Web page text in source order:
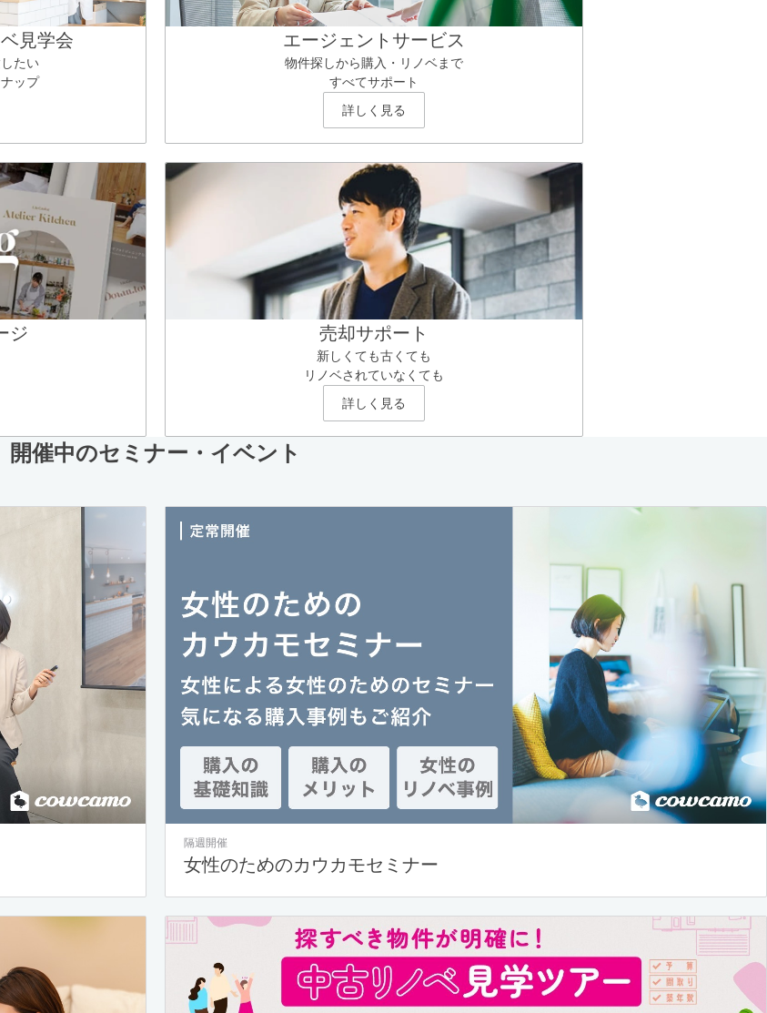
見学会
たい
ップ
エージェントサービス
物件探しから購入・リノベまで
すべてサポート
詳しく見る
ジ 売却サポート
新しくても古くても
リノベされていなくても
詳しく見る
開催中のセミナー・イベント
隔週開催
女性のためのカウカモセミナー